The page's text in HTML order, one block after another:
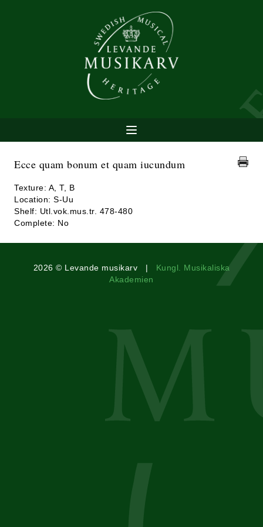
Ecce quam bonum et quam iucundum
Texture: A, T, B
Location: S-Uu
Shelf: Utl.vok.mus.tr. 478-480
Complete: No
2026 © Levande musikarv | Kungl. Musikaliska
Akademien